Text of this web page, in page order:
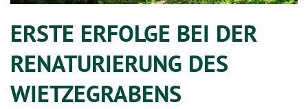
ERSTE ERFOLGE BEI DER
RENATURIERUNG DES
WIETZEGRABENS